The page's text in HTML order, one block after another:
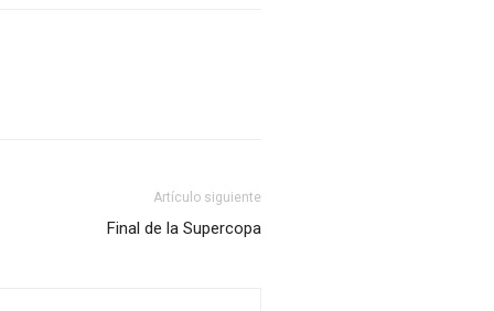
Artículo siguiente
Final de la Supercopa